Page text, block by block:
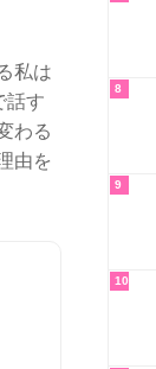
私は
話す
わる
由を
8
9
10